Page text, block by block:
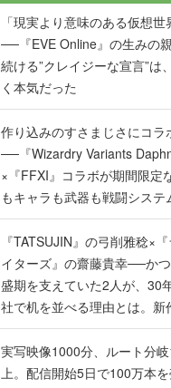
「現実より意味のある仮想世
──『EVE Online』の生みの
続ける”クレイジーな宣言”は
く本気だった
作り込みのすさまじさにコラ
──『Wizardry Variants
×『FFXI』コラボが期間限定
もキャラも武器も戦闘システ
で作り込まれた理由を両ディ
く
『TATSUJIN』の弓削雅稔×
イターズ』の齋藤貴幸──か
盛期を支えていた2人が、30
社で机を並べる理由とは。新
『TATSUJIN EXTREME』で
んだレジェンド2人に訊く開
実写映像1000分、ルート分
上。配信開始5日で100万本